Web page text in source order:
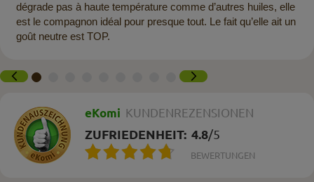
dégrade pas à haute température comme d’autres huiles, elle
est le compagnon idéal pour presque tout. Le fait qu’elle ait un
goût neutre est TOP.
eKomi KUNDENREZENSIONEN
ZUFRIEDENHEIT: 4.8/5
BEWERTUNGEN